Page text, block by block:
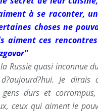
à se raconter,
choses ne
aiment ces
Russie quasi inconnue
Je dirais
gens durs et
ceux qui aiment le